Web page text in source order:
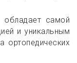
обладает самой
и уникальным
ортопедических